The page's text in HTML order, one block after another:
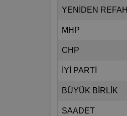
YENİDEN REFAH
MHP
CHP
İYİ PARTİ
BÜYÜK BİRLİK
SAADET